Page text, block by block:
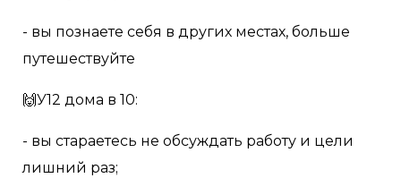
- вы познаете себя в других местах, больше
путешествуйте
🙌У12 дома в 10:
- вы стараетесь не обсуждать работу и цели
лишний раз;